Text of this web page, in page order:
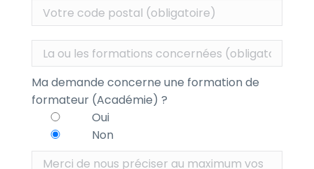
Ma demande concerne une formation de
formateur (Académie) ?
Oui
Non